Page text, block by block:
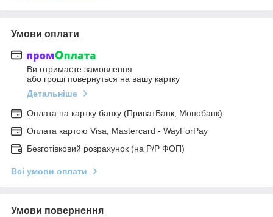
Умови оплати
Ви отримаєте замовлення
або гроші повернуться на вашу картку
Детальніше
Оплата на картку банку (ПриватБанк, Монобанк)
Оплата картою Visa, Mastercard - WayForPay
Безготівковий розрахунок (на Р/Р ФОП)
Всі умови оплати
Умови повернення